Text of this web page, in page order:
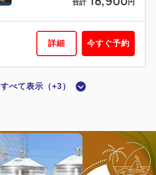
合計 30,220円
詳細 今すぐ予約
合計 円
詳細 今すぐ予約
14.00m 2 1~2名
すべて表示（+3）